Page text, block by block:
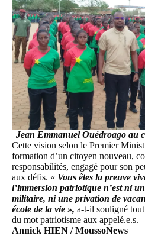
Jean Emmanuel Ouédroago au
Cette vision selon le Premier
formation d’un citoyen nouveau,
responsabilités, engagé pour son
aux défis. « Vous êtes la preuve
l’immersion patriotique n’est ni
militaire, ni une privation de
école de la vie », a-t-il souligné
du mot patriotisme aux appelé.e.s.
Annick HIEN / MoussoNews